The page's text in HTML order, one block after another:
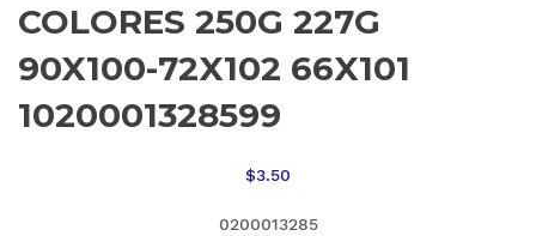
COLORES 250G 227G
90X100-72X102 66X101
1020001328599
$3.50
0200013285